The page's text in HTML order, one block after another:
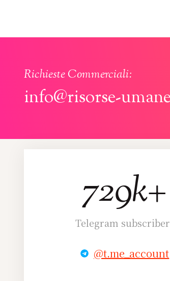
Richieste Commerciali:
info@risorse-
729k+
Telegram
@t.me_account